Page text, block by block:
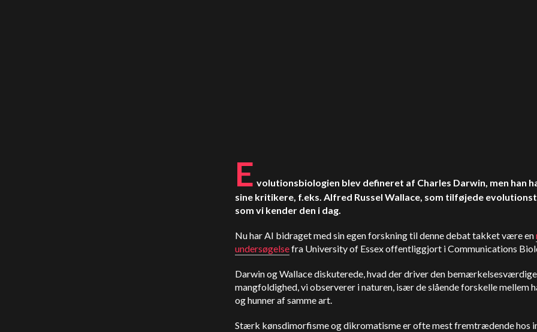
E volutionsbiologien blev defineret af Charles Darwin, men han
sine kritikere, f.eks. Alfred Russel Wallace, som tilføjede
som vi kender den i dag.
Nu har AI bidraget med sin egen forskning til denne debat takket være en
undersøgelsefra University of Essex offentliggjort i Communications
Darwin og Wallace diskuterede, hvad der driver den bemærkelsesværdige
mangfoldighed, vi observerer i naturen, især de slående forskelle mellem
og hunner af samme art.
Stærk kønsdimorfisme og dikromatisme er ofte mest fremtrædende hos